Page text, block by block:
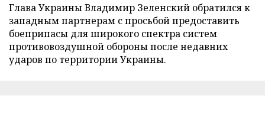
Глава Украины Владимир Зеленский обратился к
западным партнерам с просьбой предоставить
боеприпасы для широкого спектра систем
противовоздушной обороны после недавних
ударов по территории Украины.